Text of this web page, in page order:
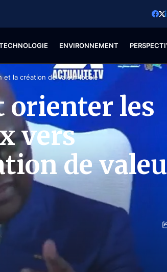
ENVIRONNEMENT
et la création de valeur locale
orienter les
vers
de